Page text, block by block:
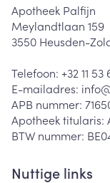
Apotheek Palfijn
Meylandtlaan 159
3550 Heusden-
Telefoon: +32 11 53
E-mailadres:
APB nummer:
Apotheek titularis:
BTW nummer:
Nuttige links